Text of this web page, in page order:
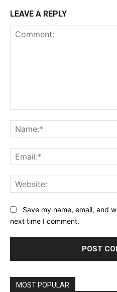
LEAVE A REPLY
Save my name, email, and
next time I comment.
MOST POPULAR